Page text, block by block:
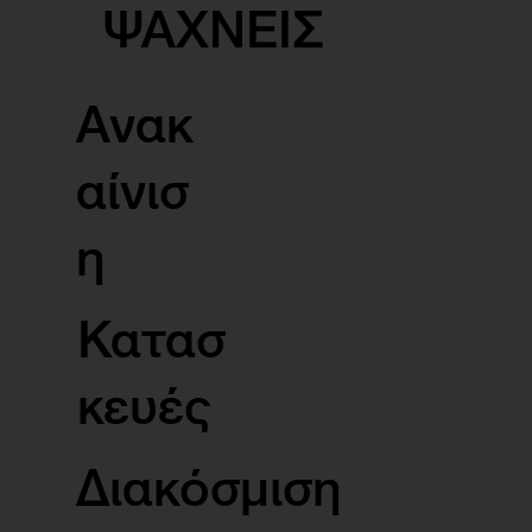
ΨΑΧΝΕΙΣ
Ανακ
αίνισ
η
Κατασ
κευές
Διακόσμιση